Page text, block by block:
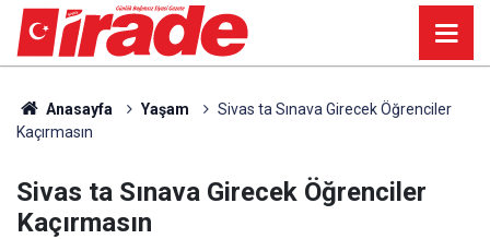
Anasayfa Yaşam
Sivas ta Sınava Girecek Öğrenciler
Kaçırmasın
Sivas ta Sınava Girecek Öğrenciler
Kaçırmasın